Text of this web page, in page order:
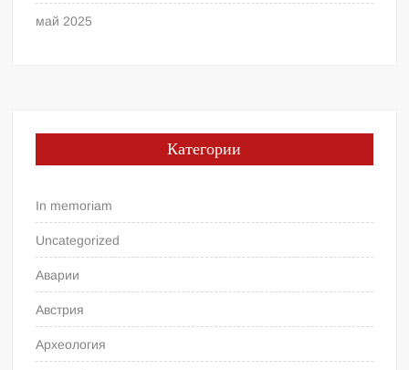
май 2025
Категории
In memoriam
Uncategorized
Аварии
Австрия
Археология